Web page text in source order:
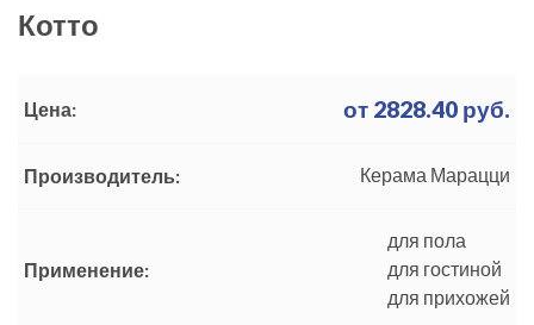
Котто
Цена: от 2828.40 руб.
Производитель: Керама Марацци
Применение:
для пола
для гостиной
для прихожей